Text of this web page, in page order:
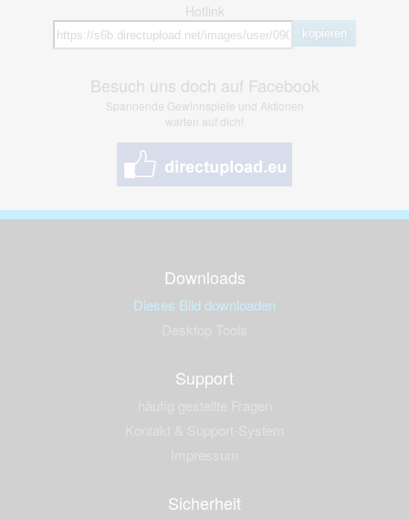
Hotlink
kopieren
Besuch uns doch auf Facebook
Spannende Gewinnspiele und Aktionen
warten auf dich!
Downloads
Dieses Bild downloaden
Support
Sicherheit